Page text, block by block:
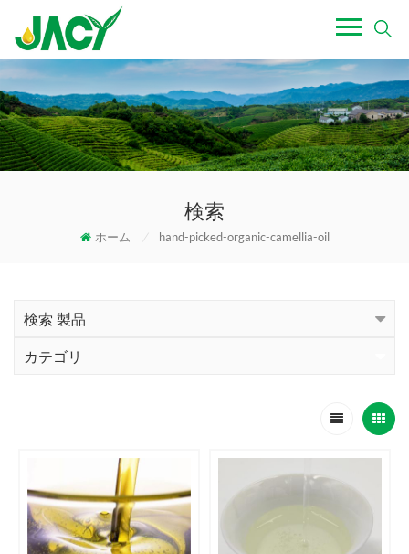
検索
ホーム / hand-picked-organic-camellia-oil
検索 製品
カテゴリ